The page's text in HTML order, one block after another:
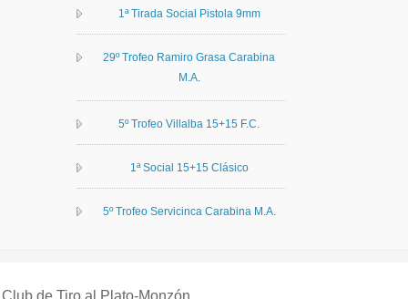
1ª Tirada Social Pistola 9mm
29º Trofeo Ramiro Grasa Carabina
M.A.
5º Trofeo Villalba 15+15 F.C.
1ª Social 15+15 Clásico
5º Trofeo Servicinca Carabina M.A.
Club de Tiro al Plato-Monzón